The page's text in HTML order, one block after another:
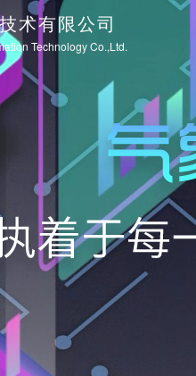
术有限公司
Technology Co.,Ltd.